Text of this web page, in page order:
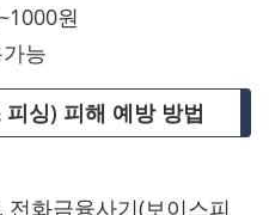
원
능
싱) 피해 예방 방법
화금융사기(보이스피